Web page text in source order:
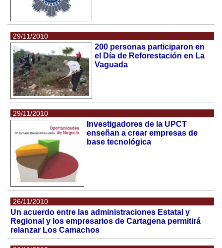
29/11/2010
200 personas participaron en
el Día de Reforestación en La
Vaguada
29/11/2010
Investigadores de la UPCT
enseñan a crear empresas de
base tecnológica
26/11/2010
Un acuerdo entre las administraciones Estatal y
Regional y los empresarios de Cartagena permitirá
relanzar Los Camachos